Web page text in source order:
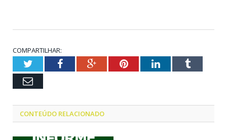
COMPARTILHAR:
TwitterFacebookGoogle+PinterestLinkedInTumblr
Email
CONTEÚDO RELACIONADO